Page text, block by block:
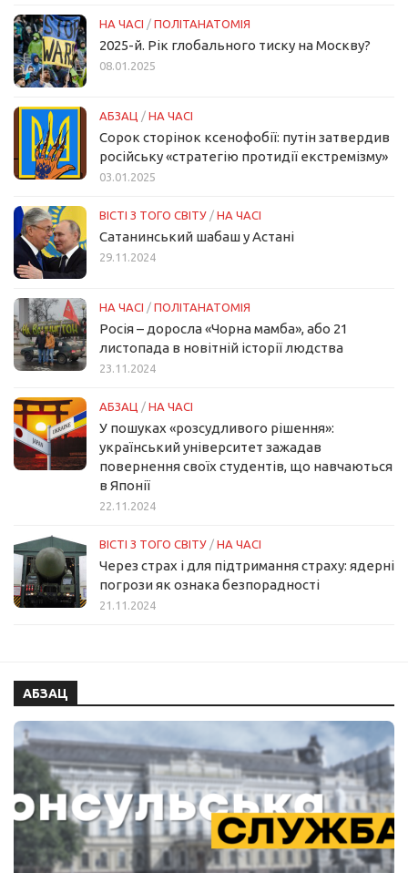
НА ЧАСІ / ПОЛІТАНАТОМІЯ
2025-й. Рік глобального тиску на Москву?
08.01.2025
АБЗАЦ / НА ЧАСІ
Сорок сторінок ксенофобії: путін затвердив
російську «стратегію протидії екстремізму»
03.01.2025
ВІСТІ З ТОГО СВІТУ / НА ЧАСІ
Сатанинський шабаш у Астані
29.11.2024
НА ЧАСІ / ПОЛІТАНАТОМІЯ
Росія – доросла «Чорна мамба», або 21
листопада в новітній історії людства
23.11.2024
АБЗАЦ / НА ЧАСІ
У пошуках «розсудливого рішення»:
український університет зажадав
повернення своїх студентів, що навчаються
в Японії
22.11.2024
ВІСТІ З ТОГО СВІТУ / НА ЧАСІ
Через страх і для підтримання страху: ядерні
погрози як ознака безпорадності
21.11.2024
АБЗАЦ